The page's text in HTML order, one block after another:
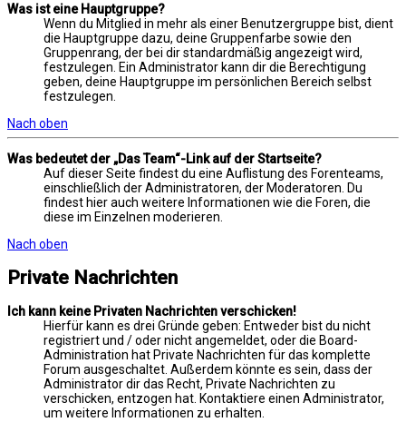
Was ist eine Hauptgruppe?
Wenn du Mitglied in mehr als einer Benutzergruppe bist, dient
die Hauptgruppe dazu, deine Gruppenfarbe sowie den
Gruppenrang, der bei dir standardmäßig angezeigt wird,
festzulegen. Ein Administrator kann dir die Berechtigung
geben, deine Hauptgruppe im persönlichen Bereich selbst
festzulegen.
Nach oben
Was bedeutet der „Das Team“-Link auf der Startseite?
Auf dieser Seite findest du eine Auflistung des Forenteams,
einschließlich der Administratoren, der Moderatoren. Du
findest hier auch weitere Informationen wie die Foren, die
diese im Einzelnen moderieren.
Nach oben
Private Nachrichten
Ich kann keine Privaten Nachrichten verschicken!
Hierfür kann es drei Gründe geben: Entweder bist du nicht
registriert und / oder nicht angemeldet, oder die Board-
Administration hat Private Nachrichten für das komplette
Forum ausgeschaltet. Außerdem könnte es sein, dass der
Administrator dir das Recht, Private Nachrichten zu
verschicken, entzogen hat. Kontaktiere einen Administrator,
um weitere Informationen zu erhalten.